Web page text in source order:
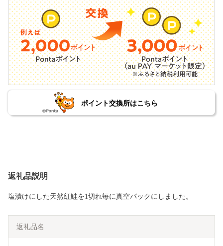
ポイント交換所はこちら
返礼品説明
塩漬けにした天然紅鮭を1切れ毎に真空パックにしました。
返礼品名